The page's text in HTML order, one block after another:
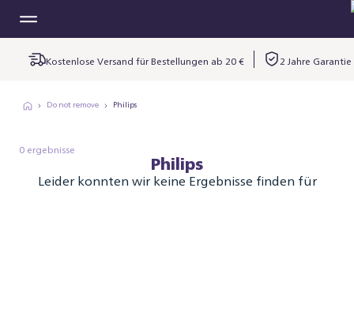
Kostenlose Versand für Bestellungen ab 20 € 2 Jahre Garantie
Do not remove Philips
0 ergebnisse
Philips
Leider konnten wir keine Ergebnisse finden für